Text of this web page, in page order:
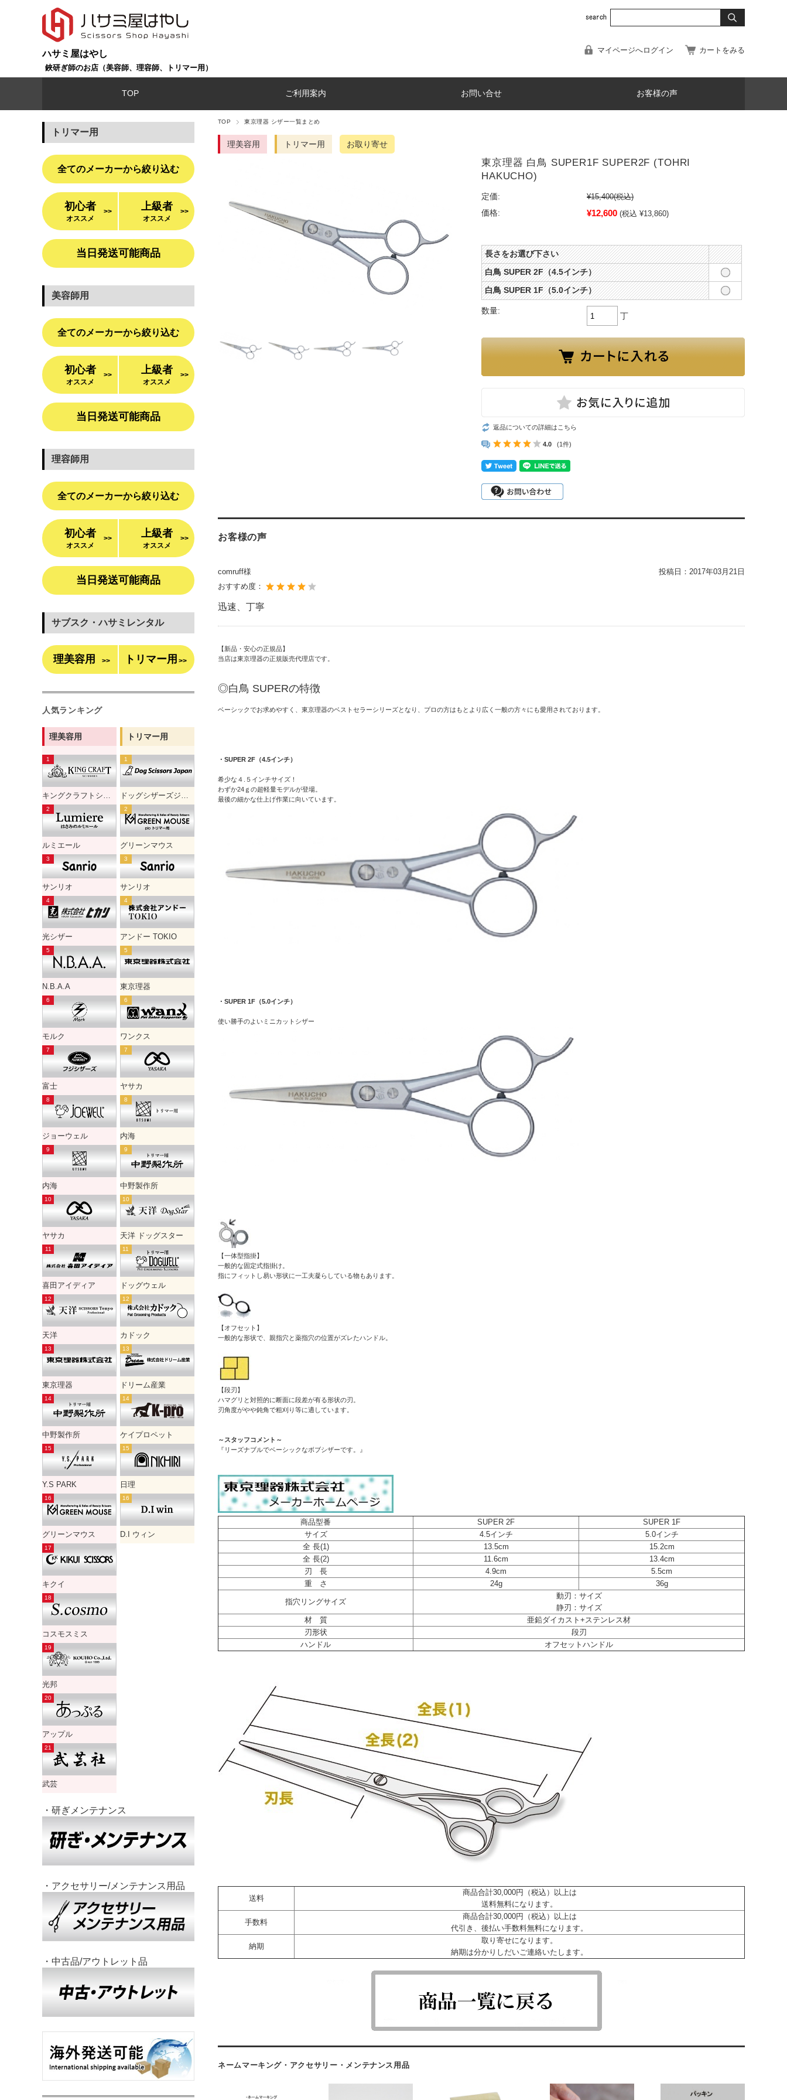
ハサミ屋はやし
鋏研ぎ師のお店（美容師、理容師、トリマー用）
マイページへログイン カートをみる
TOP ご利用案内 お問い合せ お客様の声
TOP 東京理器 シザー一覧まとめ
理美容用 トリマー用 お取り寄せ
東京理器 白鳥 SUPER1F SUPER2F (TOHRI
HAKUCHO)
定価: ¥15,400(税込)
価格:
¥12,600 (税込 ¥13,860)
長さをお選び下さい
白鳥 SUPER 2F（4.5インチ）
白鳥 SUPER 1F（5.0インチ）
数量:
丁
返品についての詳細はこちら
4.0 (1件)
お客様の声
comruff様 投稿日： 2017年03月21日
おすすめ度：
迅速、丁寧
【新品・安心の正規品】
当店は東京理器の正規販売代理店です。
◎白鳥 SUPERの特徴
ベーシックでお求めやすく、東京理器のベストセラーシリーズとなり、プロの方はもとより広く一般の方々にも愛用されております。
・SUPER 2F（4.5インチ）
希少な４.５インチサイズ！
わずか24ｇの超軽量モデルが登場。
最後の細かな仕上げ作業に向いています。
・SUPER 1F（5.0インチ）
使い勝手のよいミニカットシザー
【一体型指掛】
一般的な固定式指掛け。
指にフィットし易い形状に一工夫凝らしている物もあります。
【オフセット】
一般的な形状で、親指穴と薬指穴の位置がズレたハンドル。
【段刃】
ハマグリと対照的に断面に段差が有る形状の刃。
刃角度がやや鈍角で粗刈り等に適しています。
～スタッフコメント～
『リーズナブルでベーシックなボブシザーです。』
商品型番 SUPER 2F
SUPER 1F
サイズ
4.5インチ
5.0インチ
全 長(1)
13.5cm
15.2cm
全 長(2)
11.6cm
13.4cm
刃 長
4.9cm
5.5cm
重 さ
24g 36g
指穴リングサイズ
動刃：サイズ
静刃：サイズ
材 質
亜鉛ダイカスト+ステンレス材
刃形状
段刃
ハンドル
オフセットハンドル
送料
商品合計30,000円（税込）以上は
送料無料になります。
手数料
商品合計30,000円（税込）以上は
代引き、後払い手数料無料になります。
納期
取り寄せになります。
納期は分かりしだいご連絡いたします。
ネームマーキング・アクセサリー・メンテナンス用品
トリマー用
全てのメーカーから絞り込む
初心者
オススメ
>> 上級者
オススメ
>>
当日発送可能商品
美容師用
全てのメーカーから絞り込む
初心者
オススメ
>> 上級者
オススメ
>>
当日発送可能商品
理容師用
全てのメーカーから絞り込む
初心者
オススメ
>> 上級者
オススメ
>>
当日発送可能商品
サブスク・ハサミレンタル
理美容用 >> トリマー用 >>
人気ランキング
理美容用
キングクラフトシザー
ルミエール
サンリオ
光シザー
N.B.A.A
モルク
富士
ジョーウェル
内海
ヤサカ
喜田アイディア
天洋
東京理器
中野製作所
Y.S PARK
グリーンマウス
キクイ
コスモスミス
光邦
アップル
武芸
トリマー用
ドッグシザーズジャパン
グリーンマウス
サンリオ
アンドー TOKIO
東京理器
ワンクス
ヤサカ
内海
中野製作所
天洋 ドッグスター
ドッグウェル
カドック
ドリーム産業
ケイプロペット
日理
D.I ウィン
・研ぎメンテナンス
・アクセサリー/メンテナンス用品
・中古品/アウトレット品